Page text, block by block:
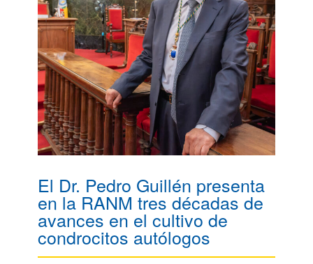
El Dr. Pedro Guillén presenta
en la RANM tres décadas de
avances en el cultivo de
condrocitos autólogos